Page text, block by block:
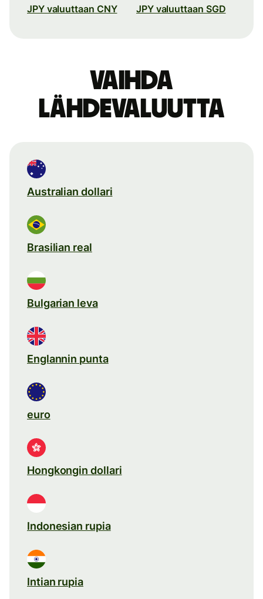
JPY valuuttaan CNY JPY valuuttaan SGD
Vaihda
lähdevaluutta
Australian dollari
Brasilian real
Bulgarian leva
Englannin punta
euro
Hongkongin dollari
Indonesian rupia
Intian rupia